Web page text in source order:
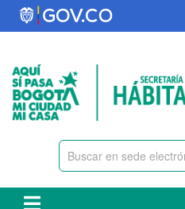
Pasar
al
principal